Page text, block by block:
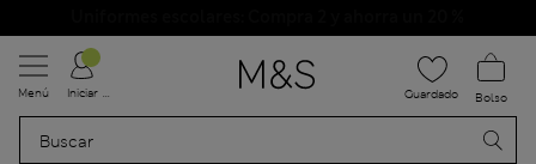
Menú Iniciar sesión Guardado Bolso